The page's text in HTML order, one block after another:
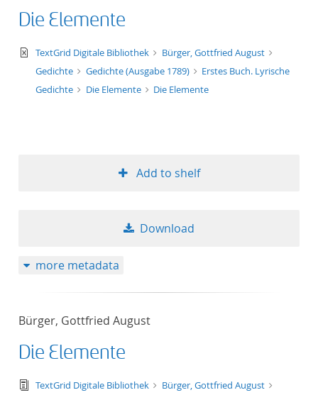
Die Elemente
text/xml
TextGrid Digitale Bibliothek
Bürger, Gottfried August
Gedichte
Gedichte (Ausgabe 1789)
Erstes Buch. Lyrische
Gedichte
Die Elemente Die Elemente
Add to shelf
Download
more metadata
Bürger, Gottfried August
Die Elemente
text/tg.edition+tg.aggregation+xml
TextGrid Digitale Bibliothek
Bürger, Gottfried August